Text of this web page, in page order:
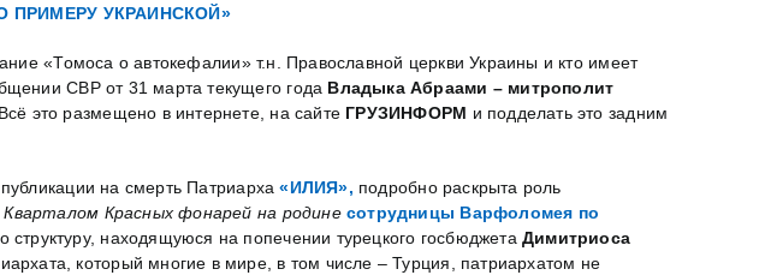
ПРИМЕРУ УКРАИНСКОЙ»
«Томоса о автокефалии» т.н. Православной церкви Украины и кто имеет
СВР от 31 марта текущего года Владыка Абраами – митрополит
Всё это размещено в интернете, на сайте ГРУЗИНФОРМ и подделать это задним
на смерть Патриарха«ИЛИЯ», подробно раскрыта роль
Красных фонарей на родине сотрудницы Варфоломея по
находящуюся на попечении турецкого госбюджета Димитриоса
который многие в мире, в том числе – Турция, патриархатом не